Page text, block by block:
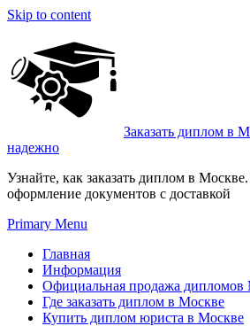
Skip to content
Заказать диплом в
надежно
Узнайте, как заказать диплом в
оформление документов с доставкой
Primary Menu
Главная
Информация
Официальная продажа дипломов
Где заказать диплом в Москве
Купить диплом юриста в Москве